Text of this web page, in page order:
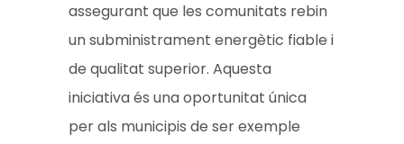
assegurant que les comunitats rebin
un subministrament energètic fiable i
de qualitat superior. Aquesta
iniciativa és una oportunitat única
per als municipis de ser exemple